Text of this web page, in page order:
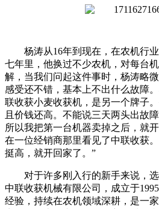
杨涛从16年到现在，在农机行
七年里，他换过不少农机，对每台
解，当我们问起这件事时，杨涛略
感受还不错，基本上不出什么故障
联收获小麦收获机，是另一个牌子
且价钱还高。不能说三天两头出故
所以我把第一台机器卖掉之后，就
在一位经销商那里看见了中联收获
挺高，就开回家了。”
对于许多刚入行的新手来说，
中联收获机械有限公司，成立于
经验，持续在农机领域深耕，是一